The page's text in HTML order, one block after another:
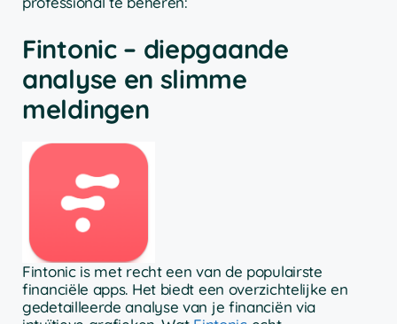
Fintonic – diepgaande
analyse en slimme
meldingen
Fintonic is met recht een van de populairste
financiële apps. Het biedt een overzichtelijke en
gedetailleerde analyse van je financiën via